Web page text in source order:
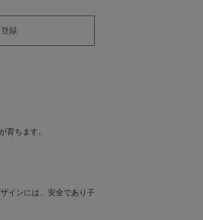
育ちます。
インには、安全であり子